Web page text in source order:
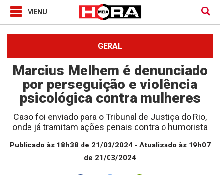
GERAL
Marcius Melhem é denunciado
por perseguição e violência
psicológica contra mulheres
Caso foi enviado para o Tribunal de Justiça do Rio,
onde já tramitam ações penais contra o humorista
Publicado às 18h38 de 21/03/2024 - Atualizado às 19h07
de 21/03/2024